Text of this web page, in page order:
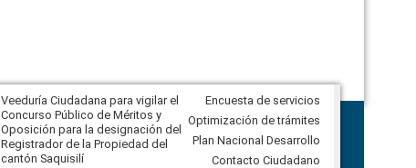
Veeduría Ciudadana para vigilar el
Concurso Público de Méritos y
Oposición para la designación del
Registrador de la Propiedad del
cantón Saquisilí
Veeduría Ciudadana para vigilar la
construcción del asfaltado de
Ballenita del cantón Santa Elena
Encuesta de servicios
Optimización de trámites
Plan Nacional Desarrollo
Contacto Ciudadano